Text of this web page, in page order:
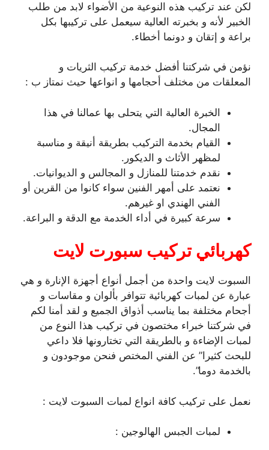
لكن عند تركيب هذه النوعية من الأضواء لابد من طلب
الخبير لأنه و بخبرته العالية سيعمل على تركيبها بكل
براعة و إتقان و دونما أخطاء.
نؤمن في شركتنا أفضل خدمة تركيب الثريات و
المعلقات من مختلف أحجامها و انواعها حيث نمتاز ب :
الخبرة العالية التي يتحلى بها عمالنا في هذا
المجال.
القيام بخدمة التركيب بطريقة أنيقة و مناسبة
لمظهر الأثاث و الديكور.
نقدم خدمتنا للمنازل و المجالس و الديوانيات.
نعتمد على أمهر الفنين سواء كانوا من القرين أو
الفني الهندي او غيرهم.
سرعة كبيرة في أداء الخدمة مع الدقة و البراعة.
كهربائي تركيب سبورت لايت
السبوت لايت واحدة من أجمل أنواع أجهزة الإنارة و هي
عبارة عن لمبات كهربائية تتوافر بألوان و مقاسات و
أجحام مختلفة بما يناسب أذواق الجميع و لقد أمنا لكم
في شركتنا خبراء مختصون في تركيب هذا النوع من
لمبات الإضاءة و بالطريقة التي تختارونها فلا داعي
للبحث كثيرا” عن الفني المختص فنحن موجودون و
بالخدمة دوما”.
نعمل على تركيب كافة انواع لمبات السبوت لايت :
لمبات الجبس الهالوجين :